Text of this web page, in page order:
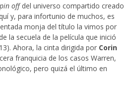
offdel universo compartido creado
y, para infortunio de muchos, es
monja del título la vimos por
la secuela de la película que inició
Ahora, la cinta dirigida por Corin
franquicia de los casos Warren,
pero quizá el último en